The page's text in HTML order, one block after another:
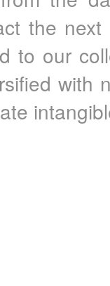
the
to our
with